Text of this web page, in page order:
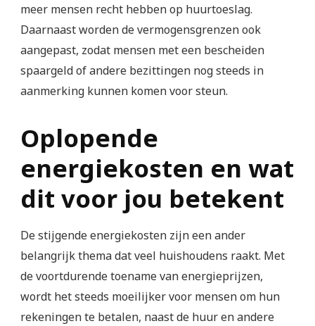
meer mensen recht hebben op huurtoeslag.
Daarnaast worden de vermogensgrenzen ook
aangepast, zodat mensen met een bescheiden
spaargeld of andere bezittingen nog steeds in
aanmerking kunnen komen voor steun.
Oplopende
energiekosten en wat
dit voor jou betekent
De stijgende energiekosten zijn een ander
belangrijk thema dat veel huishoudens raakt. Met
de voortdurende toename van energieprijzen,
wordt het steeds moeilijker voor mensen om hun
rekeningen te betalen, naast de huur en andere